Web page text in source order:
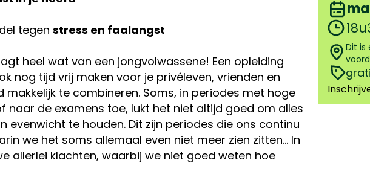
Dit is
tegen stress en faalangst
heel wat van een jongvolwassene! Een opleiding
nog tijd vrij maken voor je privéleven, vrienden en
makkelijk te combineren. Soms, in periodes met hoge
naar de examens toe, lukt het niet altijd goed om alles
evenwicht te houden. Dit zijn periodes die ons continu
we het soms allemaal even niet meer zien zitten… In
allerlei klachten, waarbij we niet goed weten hoe